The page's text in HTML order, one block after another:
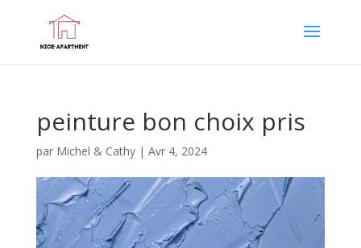
peinture bon choix pris
par Michel & Cathy| Avr 4, 2024